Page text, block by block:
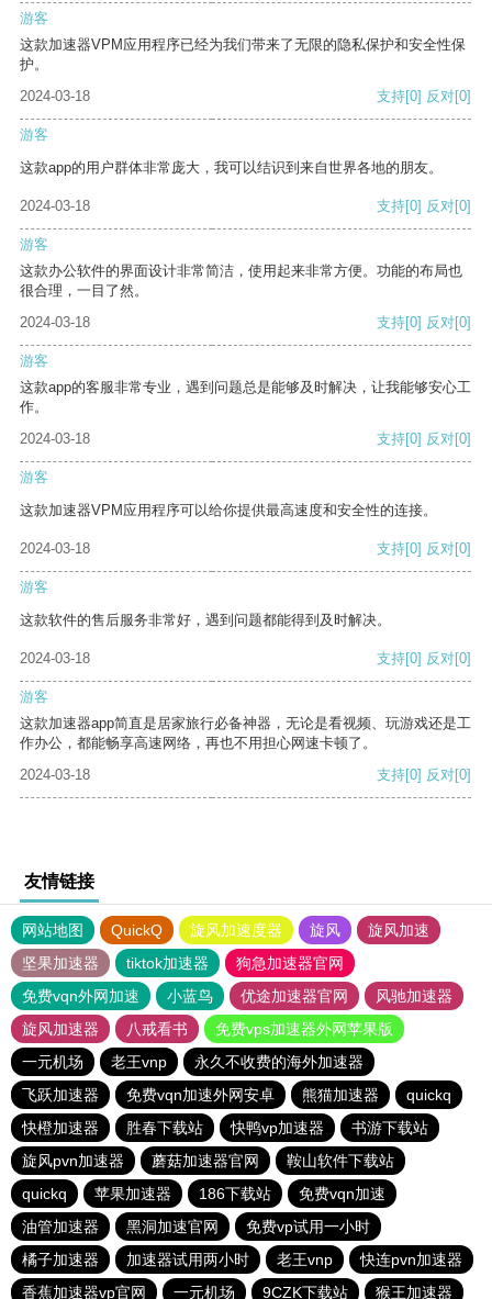
游客
这款加速器VPM应用程序已经为我们带来了无限的隐私保护和安全性保
护。
2024-03-18
支持[0] 反对[0]
游客
这款app的用户群体非常庞大，我可以结识到来自世界各地的朋友。
2024-03-18 支持[0] 反对[0]
游客
这款办公软件的界面设计非常简洁，使用起来非常方便。功能的布局也
很合理，一目了然。
2024-03-18
支持[0] 反对[0]
游客
这款app的客服非常专业，遇到问题总是能够及时解决，让我能够安心工
作。
2024-03-18
支持[0] 反对[0]
游客
这款加速器VPM应用程序可以给你提供最高速度和安全性的连接。
2024-03-18 支持[0] 反对[0]
游客
这款软件的售后服务非常好，遇到问题都能得到及时解决。
2024-03-18 支持[0] 反对[0]
游客
这款加速器app简直是居家旅行必备神器，无论是看视频、玩游戏还是工
作办公，都能畅享高速网络，再也不用担心网速卡顿了。
2024-03-18
支持[0] 反对[0]
友情链接
网站地图 QuickQ 旋风加速度器 旋风
旋风加速
坚果加速器
tiktok加速器
狗急加速器官网
免费vqn外网加速
小蓝鸟 优途加速器官网
风驰加速器
旋风加速器
八戒看书
免费vps加速器外网苹果版
一元机场
老王vnp
永久不收费的海外加速器
飞跃加速器
免费vqn加速外网安卓 熊猫加速器
quickq
快橙加速器
胜春下载站 快鸭vp加速器
书游下载站
旋风pvn加速器
蘑菇加速器官网
鞍山软件下载站
quickq
苹果加速器 186下载站
免费vqn加速
油管加速器
黑洞加速官网
免费vp试用一小时
橘子加速器
加速器试用两小时 老王vnp
快连pvn加速器
香蕉加速器vp官网
一元机场 9CZK下载站 猴王加速器